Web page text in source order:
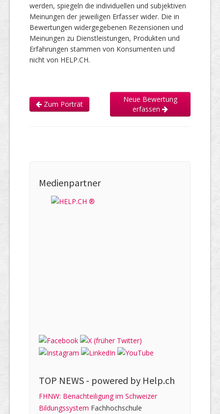
werden, spiegeln die individuellen und subjektiven
Meinungen der jeweiligen Erfasser wider. Die in
Bewertungen widergegebenen Rezensionen und
Meinungen zu Dienstleistungen, Produkten und
Erfahrungen stammen von Konsumenten und
nicht von HELP.CH.
Zum Porträt
Neue Bewertung
erfassen
Medienpartner
TOP NEWS - powered by Help.ch
FHNW: Benachteiligung im Schweizer
Bildungssystem Fachhochschule